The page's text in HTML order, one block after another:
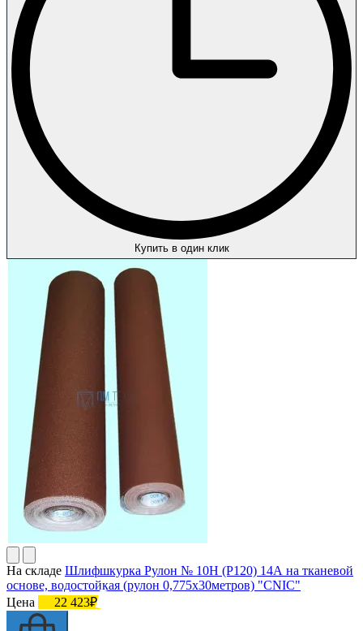
Купить в один клик
На складе Шлифшкурка Рулон № 10Н (P120) 14А на тканевой
основе, водостойкая (рулон 0,775х30метров) "CNIC"
Цена
22 423₽